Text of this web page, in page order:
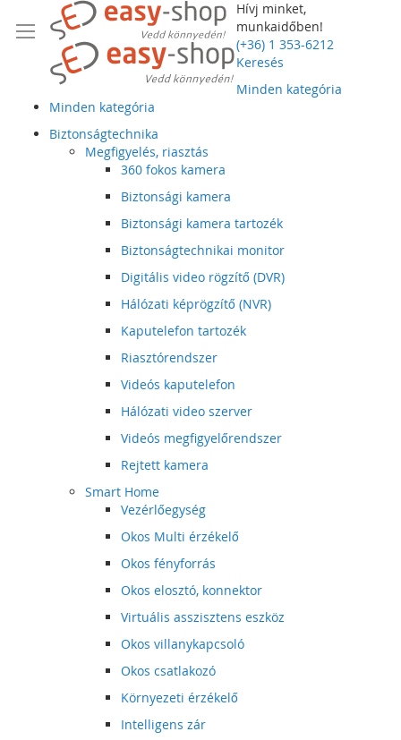
Hívj minket,
munkaidőben!
(+36) 1 353-6212
Keresés
Minden kategória
Minden kategória
Biztonságtechnika
Megfigyelés, riasztás
360 fokos kamera
Biztonsági kamera
Biztonsági kamera tartozék
Biztonságtechnikai monitor
Digitális video rögzítő (DVR)
Hálózati képrögzítő (NVR)
Kaputelefon tartozék
Riasztórendszer
Videós kaputelefon
Hálózati video szerver
Videós megfigyelőrendszer
Rejtett kamera
Smart Home
Vezérlőegység
Okos Multi érzékelő
Okos fényforrás
Okos elosztó, konnektor
Virtuális asszisztens eszköz
Okos villanykapcsoló
Okos csatlakozó
Környezeti érzékelő
Intelligens zár